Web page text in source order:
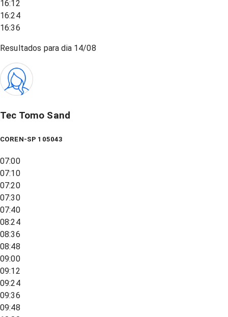
16:12
16:24
16:36
Resultados para dia 14/08
Tec Tomo Sand
COREN-SP 105043
07:00
07:10
07:20
07:30
07:40
08:24
08:36
08:48
09:00
09:12
09:24
09:36
09:48